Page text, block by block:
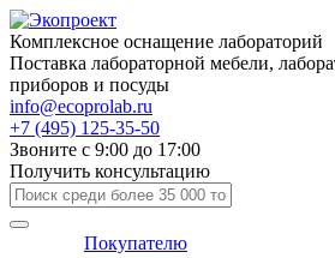
Комплексное оснащение лабораторий
Поставка лабораторной мебели,
приборов и посуды
info@ecoprolab.ru
+7 (495) 125-35-50
Звоните с 9:00 до 17:00
Получить консультацию
Покупателю